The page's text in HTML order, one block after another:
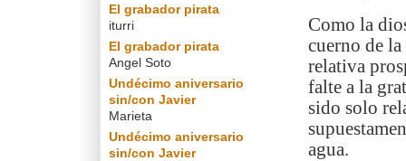
Como la
cuerno de
relativa
falte a la
sido solo
agua.
El grabador pirata
iturri
El grabador pirata
Angel Soto
Undécimo aniversario
sin/con Javier
Marieta
Undécimo aniversario
sin/con Javier